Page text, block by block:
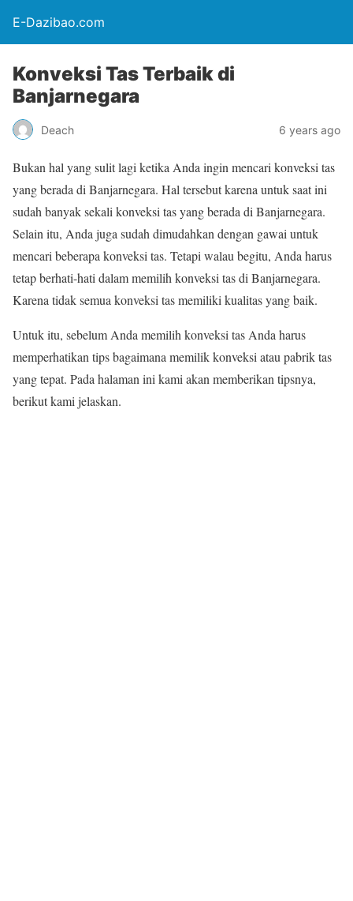
E-Dazibao.com
Konveksi Tas Terbaik di
Banjarnegara
Deach 6 years ago
Bukan hal yang sulit lagi ketika Anda ingin mencari konveksi tas
yang berada di Banjarnegara. Hal tersebut karena untuk saat ini
sudah banyak sekali konveksi tas yang berada di Banjarnegara.
Selain itu, Anda juga sudah dimudahkan dengan gawai untuk
mencari beberapa konveksi tas. Tetapi walau begitu, Anda harus
tetap berhati-hati dalam memilih konveksi tas di Banjarnegara.
Karena tidak semua konveksi tas memiliki kualitas yang baik.
Untuk itu, sebelum Anda memilih konveksi tas Anda harus
memperhatikan tips bagaimana memilik konveksi atau pabrik tas
yang tepat. Pada halaman ini kami akan memberikan tipsnya,
berikut kami jelaskan.